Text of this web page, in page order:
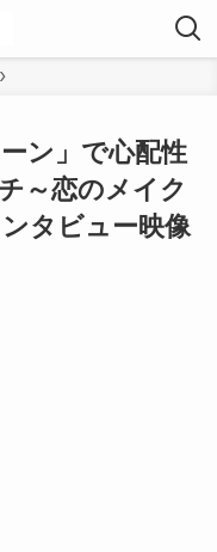
ン」で心配性
～恋のメイク
タビュー映像